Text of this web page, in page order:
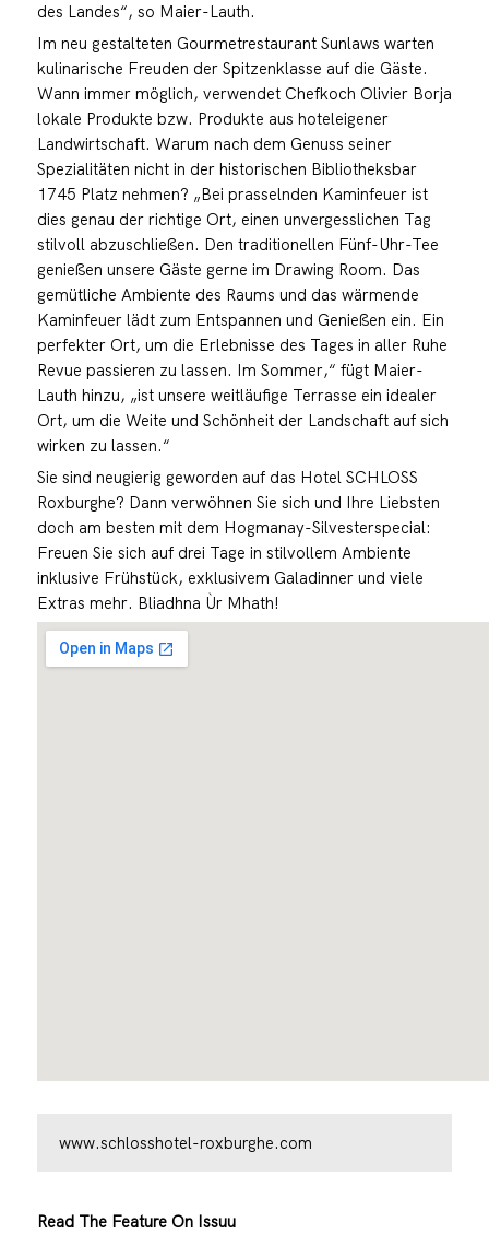
des Landes“, so Maier-Lauth.
Im neu gestalteten Gourmetrestaurant Sunlaws warten
kulinarische Freuden der Spitzenklasse auf die Gäste.
Wann immer möglich, verwendet Chefkoch Olivier Borja
lokale Produkte bzw. Produkte aus hoteleigener
Landwirtschaft. Warum nach dem Genuss seiner
Spezialitäten nicht in der historischen Bibliotheksbar
1745 Platz nehmen? „Bei prasselnden Kaminfeuer ist
dies genau der richtige Ort, einen unvergesslichen Tag
stilvoll abzuschließen. Den traditionellen Fünf-Uhr-Tee
genießen unsere Gäste gerne im Drawing Room. Das
gemütliche Ambiente des Raums und das wärmende
Kaminfeuer lädt zum Entspannen und Genießen ein. Ein
perfekter Ort, um die Erlebnisse des Tages in aller Ruhe
Revue passieren zu lassen. Im Sommer,“ fügt Maier-
Lauth hinzu, „ist unsere weitläufige Terrasse ein idealer
Ort, um die Weite und Schönheit der Landschaft auf sich
wirken zu lassen.“
Sie sind neugierig geworden auf das Hotel SCHLOSS
Roxburghe? Dann verwöhnen Sie sich und Ihre Liebsten
doch am besten mit dem Hogmanay-Silvesterspecial:
Freuen Sie sich auf drei Tage in stilvollem Ambiente
inklusive Frühstück, exklusivem Galadinner und viele
Extras mehr. Bliadhna Ùr Mhath!
www.schlosshotel-roxburghe.com
Read The Feature On Issuu